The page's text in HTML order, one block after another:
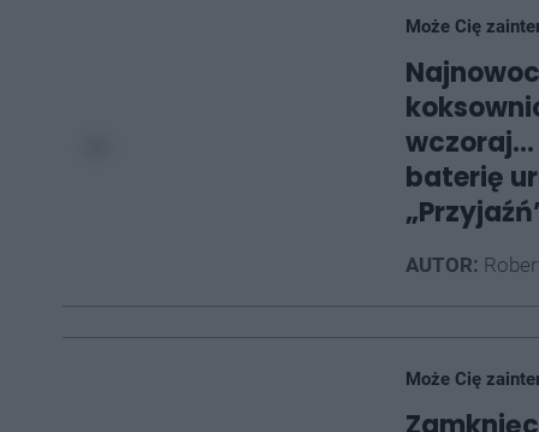
Może Cię
wczoraj…
baterię
AUTOR:
Może Cię